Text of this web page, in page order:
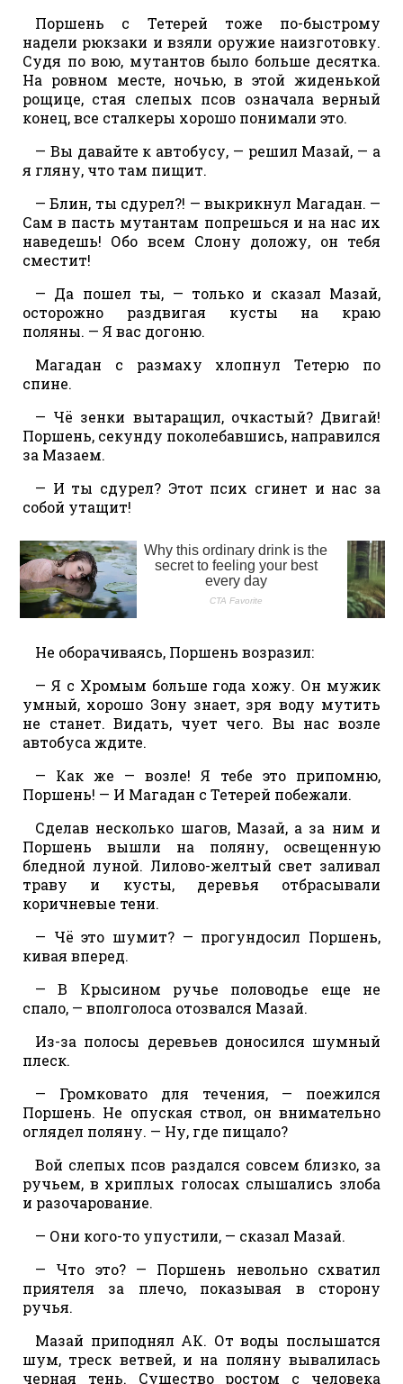
Поршень с Тетерей тоже по-быстрому
надели рюкзаки и взяли оружие наизготовку.
Судя по вою, мутантов было больше десятка.
На ровном месте, ночью, в этой жиденькой
рощице, стая слепых псов означала верный
конец, все сталкеры хорошо понимали это.
— Вы давайте к автобусу, — решил Мазай, — а
я гляну, что там пищит.
— Блин, ты сдурел?! — выкрикнул Магадан. —
Сам в пасть мутантам попрешься и на нас их
наведешь! Обо всем Слону доложу, он тебя
сместит!
— Да пошел ты, — только и сказал Мазай,
осторожно раздвигая кусты на краю
поляны. — Я вас догоню.
Магадан с размаху хлопнул Тетерю по
спине.
— Чё зенки вытаращил, очкастый? Двигай!
Поршень, секунду поколебавшись, направился
за Мазаем.
— И ты сдурел? Этот псих сгинет и нас за
собой утащит!
Не оборачиваясь, Поршень возразил:
— Я с Хромым больше года хожу. Он мужик
умный, хорошо Зону знает, зря воду мутить
не станет. Видать, чует чего. Вы нас возле
автобуса ждите.
— Как же — возле! Я тебе это припомню,
Поршень! — И Магадан с Тетерей побежали.
Сделав несколько шагов, Мазай, а за ним и
Поршень вышли на поляну, освещенную
бледной луной. Лилово-желтый свет заливал
траву и кусты, деревья отбрасывали
коричневые тени.
— Чё это шумит? — прогундосил Поршень,
кивая вперед.
— В Крысином ручье половодье еще не
спало, — вполголоса отозвался Мазай.
Из-за полосы деревьев доносился шумный
плеск.
— Громковато для течения, — поежился
Поршень. Не опуская ствол, он внимательно
оглядел поляну. — Ну, где пищало?
Вой слепых псов раздался совсем близко, за
ручьем, в хриплых голосах слышались злоба
и разочарование.
— Они кого-то упустили, — сказал Мазай.
— Что это? — Поршень невольно схватил
приятеля за плечо, показывая в сторону
ручья.
Мазай приподнял АК. От воды послышатся
шум, треск ветвей, и на поляну вывалилась
черная тень. Существо ростом с человека